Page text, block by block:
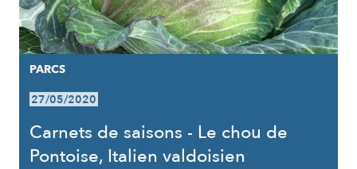
PARCS
27/05/2020
Carnets de saisons - Le chou de
Pontoise, Italien valdoisien